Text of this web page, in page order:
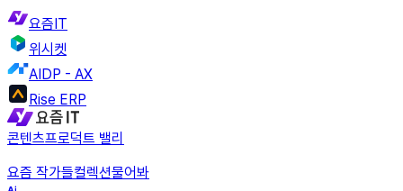
요즘IT
위시켓
AIDP - AX
Rise ERP
콘텐츠프로덕트 밸리
요즘 작가들컬렉션물어봐